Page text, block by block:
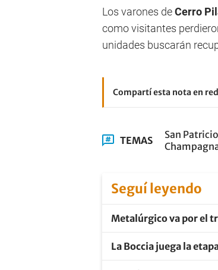
Los varones deCerro
como visitantes
unidades buscarán
Compartí esta nota en
TEMAS San Patricio
Seguí leyendo
Metalúrgico va por el
La Boccia juega la